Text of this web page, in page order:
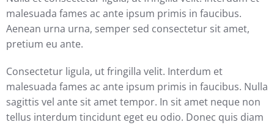
malesuada fames ac ante ipsum primis in faucibus.
Aenean urna urna, semper sed consectetur sit amet,
pretium eu ante.
Consectetur ligula, ut fringilla velit. Interdum et
malesuada fames ac ante ipsum primis in faucibus. Nulla
sagittis vel ante sit amet tempor. In sit amet neque non
tellus interdum tincidunt eget eu odio. Donec quis diam